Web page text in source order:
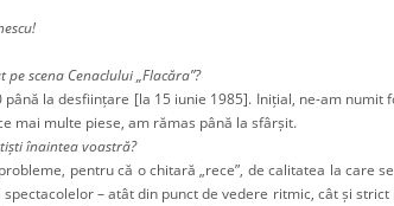
scena Cenaclului „Flacăra”?
până la desființare [la 15 iunie 1985]. Inițial, ne-am
mai multe piese, am rămas până la sfârșit.
înaintea voastră?
pentru că o chitară „rece”, de calitatea la care
– atât din punct de vedere ritmic, cât și